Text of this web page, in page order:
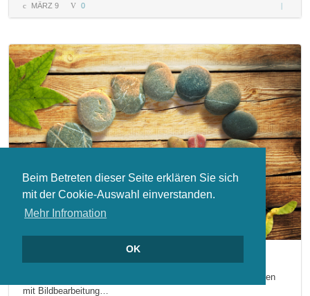
Beim Betreten dieser Seite erklären Sie sich
mit der Cookie-Auswahl einverstanden.
Mehr Infromation
OK
MÄRZ 9 0
Schnitt
der
NATUR
mit A.
Beutel
Gibt es Alternative zu Photoshop?
Als Multimediadesigner beschäftige ich mich seit vielen Jahren
mit Bildbearbeitung…